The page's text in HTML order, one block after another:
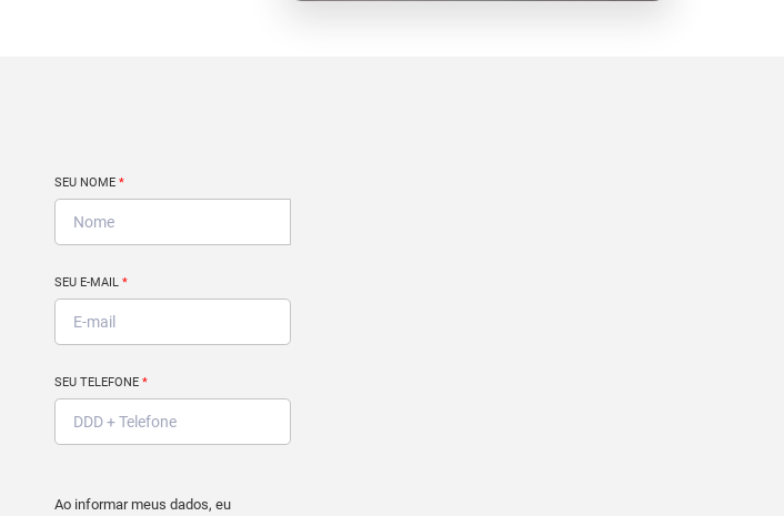
SEU NOME *
SEU E-MAIL *
SEU TELEFONE *
Ao informar meus dados, eu